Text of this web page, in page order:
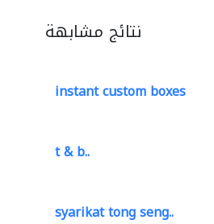
نتائج مشابهة
instant custom boxes
t & b..
syarikat tong seng..